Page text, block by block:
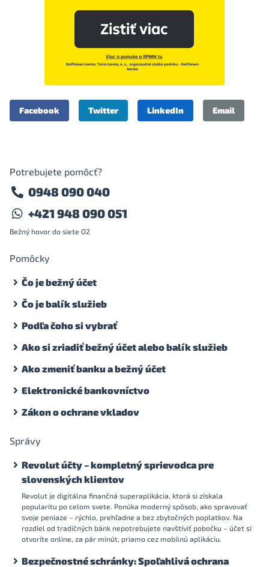
Facebook Twitter LinkedIn Email
Potrebujete pomôcť?
0948 090 040
+421 948 090 051
Bežný hovor do siete O2
Pomôcky
Čo je bežný účet
Čo je balík služieb
Podľa čoho si vybrať
Ako si zriadiť bežný účet alebo balík služieb
Ako zmeniť banku a bežný účet
Elektronické bankovníctvo
Zákon o ochrane vkladov
Správy
Revolut účty – kompletný sprievodca pre
slovenských klientov
Revolut je digitálna finančná superaplikácia, ktorá si získala
popularitu po celom svete. Ponúka moderný spôsob, ako spravovať
svoje peniaze – rýchlo, prehľadne a bez zbytočných poplatkov. Na
rozdiel od tradičných bánk nepotrebujete navštíviť pobočku – účet si
otvoríte online, za pár minút, priamo cez mobilnú aplikáciu.
Bezpečnostné schránky: Spoľahlivá ochrana